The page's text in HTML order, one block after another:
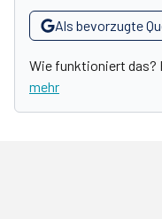
Als bevorzugte
Wie funktioniert das?
mehr